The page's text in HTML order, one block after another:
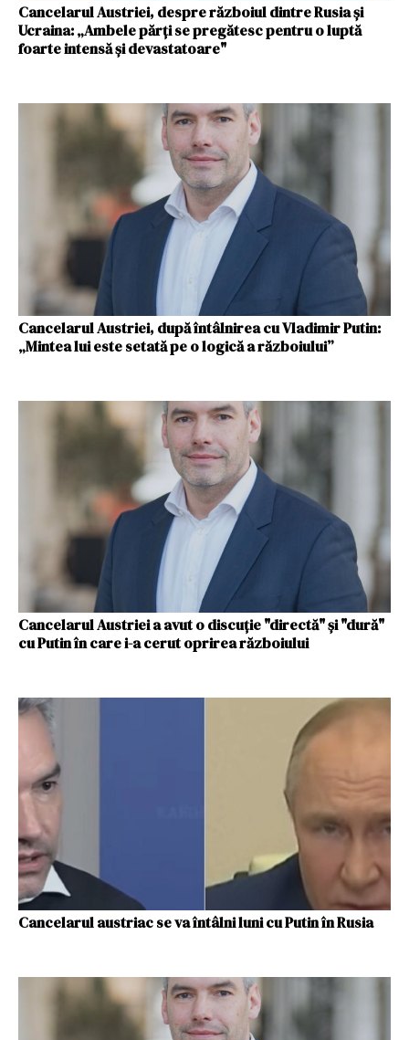
Cancelarul Austriei, despre războiul dintre Rusia și
Ucraina: „Ambele părţi se pregătesc pentru o luptă
foarte intensă şi devastatoare"
Cancelarul Austriei, după întâlnirea cu Vladimir Putin:
„Mintea lui este setată pe o logică a războiului”
Cancelarul Austriei a avut o discuţie "directă" şi "dură"
cu Putin în care i-a cerut oprirea războiului
Cancelarul austriac se va întâlni luni cu Putin în Rusia